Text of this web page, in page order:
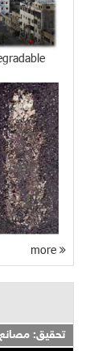
تحقيق: